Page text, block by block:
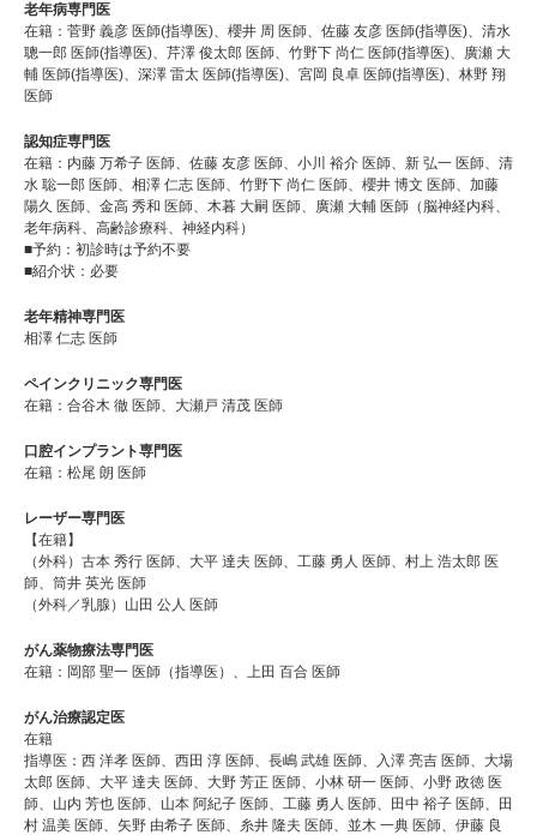
老年病専門医
在籍：菅野 義彦 医師(指導医)、櫻井 周 医師、佐藤 友彦 医師(指導医)、清水
聰一郎 医師(指導医)、芹澤 俊太郎 医師、竹野下 尚仁 医師(指導医)、廣瀬 大
輔 医師(指導医)、深澤 雷太 医師(指導医)、宮岡 良卓 医師(指導医)、林野 翔
医師
認知症専門医
在籍：内藤 万希子 医師、佐藤 友彦 医師、小川 裕介 医師、新 弘一 医師、清
水 聡一郎 医師、相澤 仁志 医師、竹野下 尚仁 医師、櫻井 博文 医師、加藤
陽久 医師、金高 秀和 医師、木暮 大嗣 医師、廣瀬 大輔 医師（脳神経内科、
老年病科、高齢診療科、神経内科）
■予約：初診時は予約不要
■紹介状：必要
老年精神専門医
相澤 仁志 医師
ペインクリニック専門医
在籍：合谷木 徹 医師、大瀬戸 清茂 医師
口腔インプラント専門医
在籍：松尾 朗 医師
レーザー専門医
【在籍】
（外科）古本 秀行 医師、大平 達夫 医師、工藤 勇人 医師、村上 浩太郎 医
師、筒井 英光 医師
（外科／乳腺）山田 公人 医師
がん薬物療法専門医
在籍：岡部 聖一 医師（指導医）、上田 百合 医師
がん治療認定医
在籍
指導医：⻄ 洋孝 医師、⻄⽥ 淳 医師、⻑嶋 武雄 医師、⼊澤 亮吉 医師、⼤場
太郎 医師、⼤平 達夫 医師、⼤野 芳正 医師、⼩林 研⼀ 医師、⼩野 政徳 医
師、⼭内 芳也 医師、⼭本 阿紀⼦ 医師、⼯藤 勇人 医師、⽥中 裕⼦ 医師、⽥
村 温美 医師、⽮野 由希⼦ 医師、⽷井 隆夫 医師、並木 ⼀典 医師、伊藤 良